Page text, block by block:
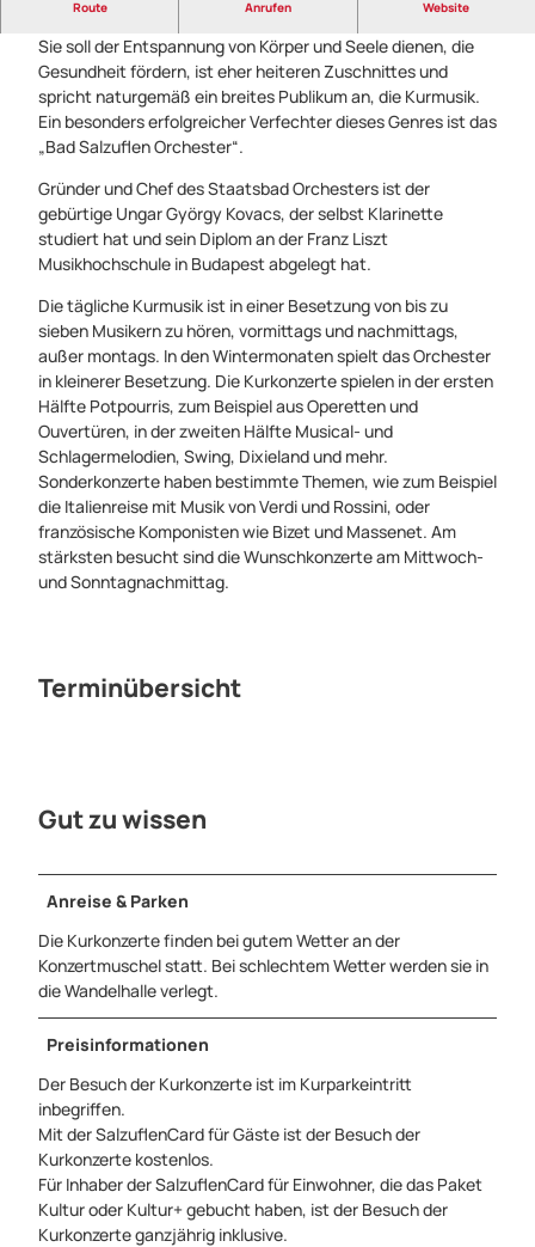
Route Anrufen Website
Sie soll der Entspannung von Körper und Seele dienen, die
Gesundheit fördern, ist eher heiteren Zuschnittes und
spricht naturgemäß ein breites Publikum an, die Kurmusik.
Ein besonders erfolgreicher Verfechter dieses Genres ist das
„Bad Salzuflen Orchester“.
Gründer und Chef des Staatsbad Orchesters ist der
gebürtige Ungar György Kovacs, der selbst Klarinette
studiert hat und sein Diplom an der Franz Liszt
Musikhochschule in Budapest abgelegt hat.
Die tägliche Kurmusik ist in einer Besetzung von bis zu
sieben Musikern zu hören, vormittags und nachmittags,
außer montags. In den Wintermonaten spielt das Orchester
in kleinerer Besetzung. Die Kurkonzerte spielen in der ersten
Hälfte Potpourris, zum Beispiel aus Operetten und
Ouvertüren, in der zweiten Hälfte Musical- und
Schlagermelodien, Swing, Dixieland und mehr.
Sonderkonzerte haben bestimmte Themen, wie zum Beispiel
die Italienreise mit Musik von Verdi und Rossini, oder
französische Komponisten wie Bizet und Massenet. Am
stärksten besucht sind die Wunschkonzerte am Mittwoch-
und Sonntagnachmittag.
Terminübersicht
Gut zu wissen
Anreise & Parken
Die Kurkonzerte finden bei gutem Wetter an der
Konzertmuschel statt. Bei schlechtem Wetter werden sie in
die Wandelhalle verlegt.
Preisinformationen
Der Besuch der Kurkonzerte ist im Kurparkeintritt
inbegriffen.
Mit der SalzuflenCard für Gäste ist der Besuch der
Kurkonzerte kostenlos.
Für Inhaber der SalzuflenCard für Einwohner, die das Paket
Kultur oder Kultur+ gebucht haben, ist der Besuch der
Kurkonzerte ganzjährig inklusive.